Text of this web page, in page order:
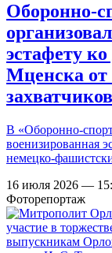
Оборонно-
эстафету
Мценска
захватчиков
В «Оборонно-
военизированная
немецко-
16 июля 2026 —
Фоторепортаж